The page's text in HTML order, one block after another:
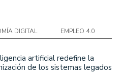
DIGITAL EMPLEO 4.0
artificial redefine la
de los sistemas legados